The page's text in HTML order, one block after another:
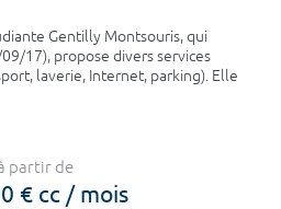
Gentilly Montsouris, qui
17), propose divers services
laverie, Internet, parking). Elle
partir de
€ cc / mois